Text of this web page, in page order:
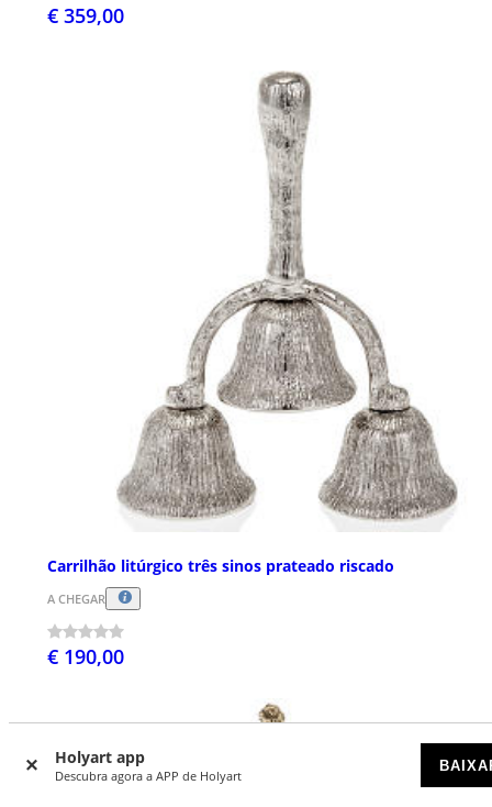
Holyart app
Descubra agora a APP de Holyart
€ 359,00
Carrilhão litúrgico três sinos prateado riscado
A CHEGAR
€ 190,00